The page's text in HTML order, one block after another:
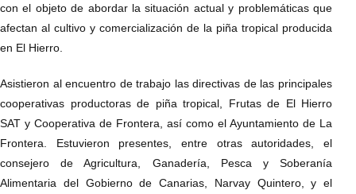
con el objeto de abordar la situación actual y problemáticas que
afectan al cultivo y comercialización de la piña tropical producida
en El Hierro.
Asistieron al encuentro de trabajo las directivas de las principales
cooperativas productoras de piña tropical, Frutas de El Hierro
SAT y Cooperativa de Frontera, así como el Ayuntamiento de La
Frontera. Estuvieron presentes, entre otras autoridades, el
consejero de Agricultura, Ganadería, Pesca y Soberanía
Alimentaria del Gobierno de Canarias, Narvay Quintero, y el